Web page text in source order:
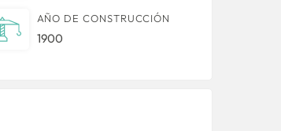
AÑO DE CONSTRUCCIÓN
1900